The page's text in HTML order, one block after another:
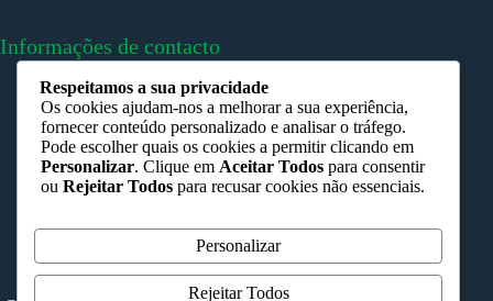
Informações de contacto
Porto:
R. Heroísmo 139-A
Ovar:
R. Elias Garcia, 106 - 1 Dto
Ovar:
256 035 859 (rede fixa nacional)
Respeitamos a sua privacidade
Os cookies ajudam-nos a melhorar a sua experiência,
fornecer conteúdo personalizado e analisar o tráfego.
Pode escolher quais os cookies a permitir clicando em
Personalizar. Clique em Aceitar Todos para consentir
ou Rejeitar Todos para recusar cookies não essenciais.
Personalizar
Rejeitar Todos